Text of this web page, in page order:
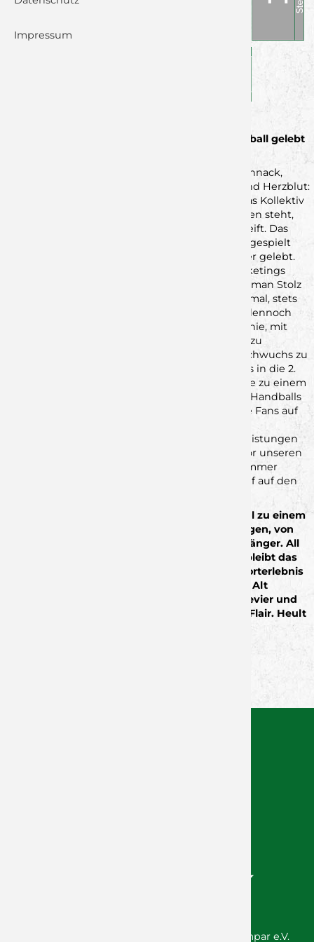
Herzlich willkommen an dem Ort, wo der Handball gelebt
Keine großen finanziellen Mittel, kein Schnickschnack,
keine Allüren. Dafür Leidenschaft, Emotionen und Herzblut:
Das sind die Wölfe. Eine Mannschaft, die über das Kollektiv
kommt, wo die Gemeinschaft über dem Einzelnen steht,
wo man sich unterstützt und unter die Arme greift. Das
Wolfsrevier ist nicht irgendein Ort, wo Handball gespielt
wird. Der Sport mit dem harzigen Leder wird hier gelebt.
Tugenden werden nicht zum Stilmittel des Marketings
degradiert, sie werden gelebt. Im Wolfsrevier ist man Stolz
auf seine Attribute und das Alleinstellungsmerkmal, stets
andere, eigene Wege zu gehen und sich dabei dennoch
auch immer selbst treu zu bleiben. Die Philosophie, mit
Talenten aus der Region zum sportlichen Erfolg zu
kommen und dabei immer auf den eigenen Nachwuchs zu
setzen, hat das Wolfsrudel von der Landesliga bis in die 2.
Handball-Bundesliga getragen und hat die Wölfe zu einem
etablierten Verein im Unterhaus des deutschen Handballs
werden lassen. All das ist nicht möglich ohne die Fans auf
überschwingen und das Wolfsrudel zu Spitzenleistungen
tragen können. Zahlreiche große Gegner sind vor unseren
heimischen Fans zu Fall gebracht worden und immer
wieder konnte das Wolfsrudel mit seinem 8. Wolf auf den
Seid dabei, wenn das Wolfsrevier wieder einmal zu einem
wahrhaftigen Tollhaus wird. Lass dich überzeugen, von
der Atmosphäre und der Leidenschaft der Anhänger. All
das gibt es bei den Heimspielen und zugleich bleibt das
familiäre Umfeld stets erhalten, sodass das Sporterlebnis
in vollen Zügen von Groß oder Klein, Jung oder Alt
genossen werden kann. Tretet ein, in´s Wolfsrevier und
lasst euch anstecken von einem einzigartigen Flair. Heult
© 2026 Wölfe Würzburg GmbH / SG DJK Rimpar e.V.
Impressum